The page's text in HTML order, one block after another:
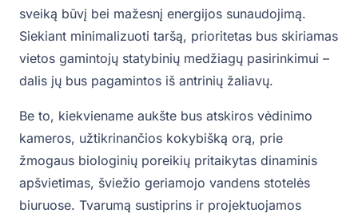
sveiką būvį bei mažesnį energijos sunaudojimą.
Siekiant minimalizuoti taršą, prioritetas bus skiriamas
vietos gamintojų statybinių medžiagų pasirinkimui –
dalis jų bus pagamintos iš antrinių žaliavų.
Be to, kiekviename aukšte bus atskiros vėdinimo
kameros, užtikrinančios kokybišką orą, prie
žmogaus biologinių poreikių pritaikytas dinaminis
apšvietimas, šviežio geriamojo vandens stotelės
biuruose. Tvarumą sustiprins ir projektuojamos